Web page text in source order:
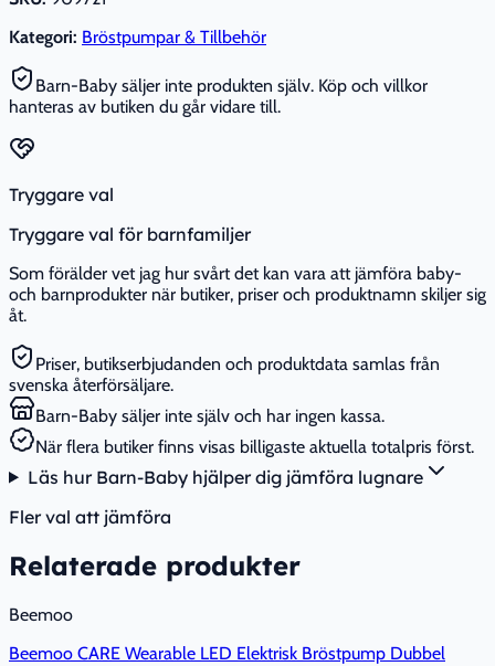
Kategori: Bröstpumpar & Tillbehör
Barn-Baby säljer inte produkten själv. Köp och villkor
hanteras av butiken du går vidare till.
Tryggare val
Tryggare val för barnfamiljer
Som förälder vet jag hur svårt det kan vara att jämföra baby-
och barnprodukter när butiker, priser och produktnamn skiljer sig
åt.
Priser, butikserbjudanden och produktdata samlas från
svenska återförsäljare.
Barn-Baby säljer inte själv och har ingen kassa.
När flera butiker finns visas billigaste aktuella totalpris först.
Läs hur Barn-Baby hjälper dig jämföra lugnare
Fler val att jämföra
Relaterade produkter
Beemoo
Beemoo CARE Wearable LED Elektrisk Bröstpump Dubbel